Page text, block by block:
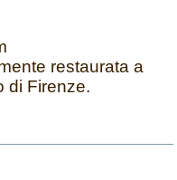
restaurata a
di Firenze.